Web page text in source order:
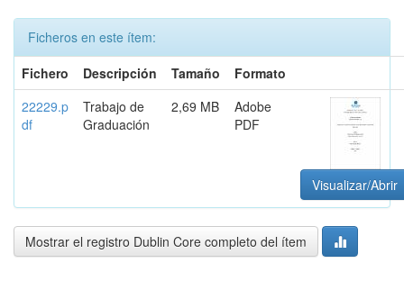
Ficheros en este ítem:
Fichero
Descripción Tamaño
Formato
22229.p
df
Trabajo de
Graduación
2,69 MB
Adobe
PDF
Visualizar/Abrir
Mostrar el registro Dublin Core completo del ítem